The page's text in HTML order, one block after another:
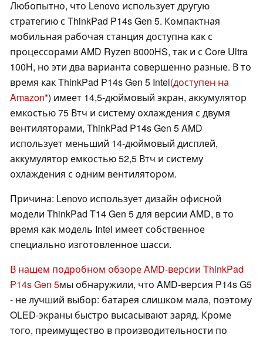
Любопытно, что Lenovo использует другую
стратегию с ThinkPad P14s Gen 5. Компактная
мобильная рабочая станция доступна как с
процессорами AMD Ryzen 8000HS, так и с Core Ultra
100H, но эти два варианта совершенно разные. В то
время как ThinkPad P14s Gen 5 Intel(доступен на
Amazon ) имеет 14,5-дюймовый экран, аккумулятор
емкостью 75 Втч и систему охлаждения с двумя
вентиляторами, ThinkPad P14s Gen 5 AMD
использует меньший 14-дюймовый дисплей,
аккумулятор емкостью 52,5 Втч и систему
охлаждения с одним вентилятором.
Причина: Lenovo использует дизайн офисной
модели ThinkPad T14 Gen 5 для версии AMD, в то
время как модель Intel имеет собственное
специально изготовленное шасси.
В нашем подробном обзоре AMD-версии ThinkPad
P14s Gen 5мы обнаружили, что AMD-версия P14s G5
- не лучший выбор: батарея слишком мала, поэтому
OLED-экраны быстро высасывают заряд. Кроме
того, преимущество в производительности по